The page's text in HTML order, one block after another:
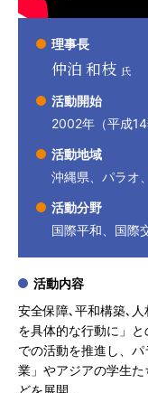
理事長
仲泊 和枝 氏
活動開始
2002年（平成14
活動地域
沖縄県、パラオ
活動分野
国際平和、国際
活動内容
安全保障､平和構築､
を具体的な行動に」
での活動を推進し、
業」やアジアの学生
どを展開。